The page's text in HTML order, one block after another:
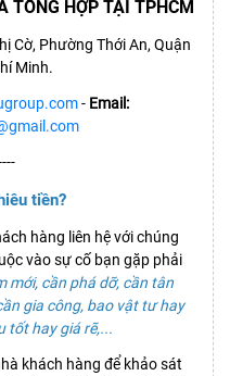
TỔNG HỢP TẠI TPHCM
Cờ, Phường Thới An, Quận
Minh.
- Email:
tiền?
hàng liên hệ với chúng
vào sự cố bạn gặp phải
mới, cần phá dỡ, cần tân
gia công, bao vật tư hay
tốt hay giá rẽ,...
khách hàng để khảo sát